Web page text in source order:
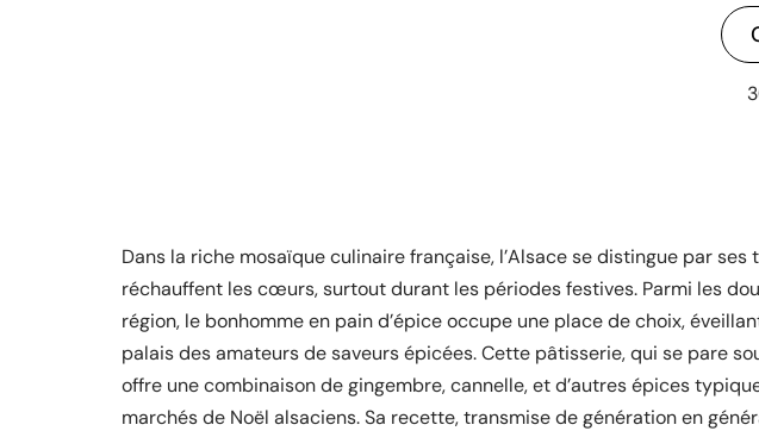
Dans la riche mosaïque culinaire française, l’Alsace se distingue par
réchauffent les cœurs, surtout durant les périodes festives. Parmi les
région, le bonhomme en pain d’épice occupe une place de choix,
palais des amateurs de saveurs épicées. Cette pâtisserie, qui se pare
offre une combinaison de gingembre, cannelle, et d’autres épices
marchés de Noël alsaciens. Sa recette, transmise de génération en